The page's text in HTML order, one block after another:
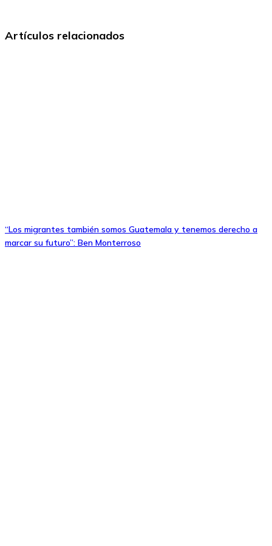
Artículos relacionados
“Los migrantes también somos Guatemala y tenemos derecho a
marcar su futuro”: Ben Monterroso